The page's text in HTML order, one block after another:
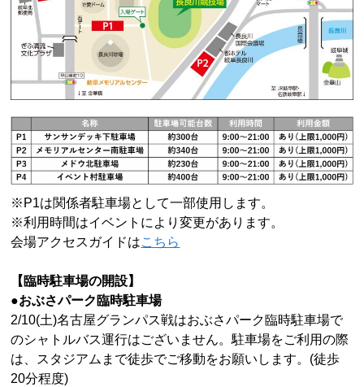
※P1は関係者駐車場として一部使用します。
※利用時間はイベントにより変更があります。
会場アクセスガイドはこちら
【臨時駐車場の開設】
●おぶさパーク臨時駐車場
2/10(土)名古屋グランパス戦はおぶさパーク臨時駐車場で
のシャトルバス運行はございません。駐車場をご利用の際
は、スタジアムまで徒歩でご移動をお願いします。(徒歩
20分程度)